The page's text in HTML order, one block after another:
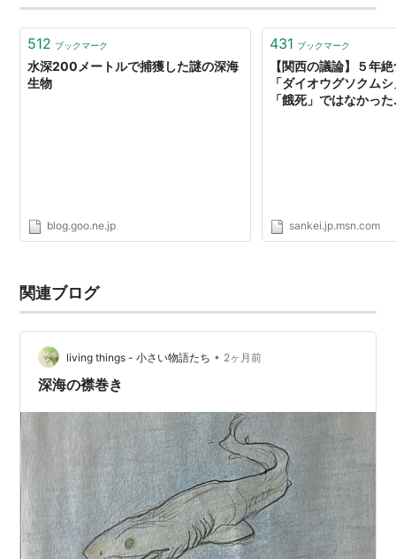
512 ブックマーク
水深200メートルで捕獲した謎の深海
生物
blog.goo.ne.jp
431 ブックマーク
【関西の議論】５年
「ダイオウグソクム
「餓死」ではなかっ
sankei.jp.msn.com
関連ブログ
living things - 小さい物語たち • 2ヶ月前
深海の襟巻き